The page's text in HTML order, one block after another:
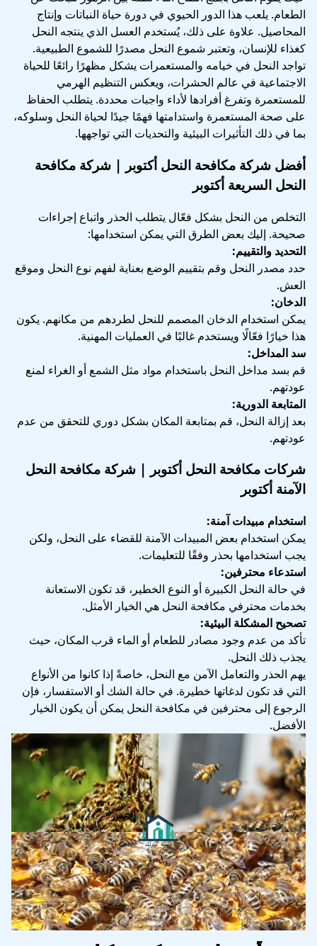
الطعام. يلعب هذا الدور الحيوي في دورة حياة النباتات وإنتاج
المحاصيل. علاوة على ذلك، يُستخدم العسل الذي ينتجه النحل
كغذاء للإنسان، وتعتبر شموع النحل مصدرًا للشموع الطبيعية.
تواجد النحل في خيامه والمستعمرات يشكل مظهرًا رائعًا للحياة
الاجتماعية في عالم الحشرات، ويعكس التنظيم الهرمي
للمستعمرة وتفرغ أفرادها لأداء واجبات محددة. يتطلب الحفاظ
على صحة المستعمرة واستدامتها فهمًا جيدًا لحياة النحل وسلوكه،
بما في ذلك التأثيرات البيئية والتحديات التي تواجهها.
أفضل شركة مكافحة النحل أكتوبر | شركة مكافحة
النحل السريعة أكتوبر
التخلص من النحل بشكل فعّال يتطلب الحذر واتباع إجراءات
صحيحة. إليك بعض الطرق التي يمكن استخدامها:
التحديد والتقييم:
حدد مصدر النحل وقم بتقييم الوضع بعناية لفهم نوع النحل وموقع
العش.
الدخان:
يمكن استخدام الدخان المصمم للنحل لطردهم من مكانهم. يكون
هذا خيارًا فعّالًا ويستخدم غالبًا في العمليات المهنية.
سد المداخل:
قم بسد مداخل النحل باستخدام مواد مثل الشمع أو الغراء لمنع
عودتهم.
المتابعة الدورية:
بعد إزالة النحل، قم بمتابعة المكان بشكل دوري للتحقق من عدم
عودتهم.
شركات مكافحة النحل أكتوبر | شركة مكافحة النحل
الآمنة أكتوبر
استخدام مبيدات آمنة:
يمكن استخدام بعض المبيدات الآمنة للقضاء على النحل، ولكن
يجب استخدامها بحذر وفقًا للتعليمات.
استدعاء محترفين:
في حالة النحل الكبيرة أو النوع الخطير، قد تكون الاستعانة
بخدمات محترفي مكافحة النحل هي الخيار الأمثل.
تصحيح المشكلة البيئية:
تأكد من عدم وجود مصادر للطعام أو الماء قرب المكان، حيث
يجذب ذلك النحل.
يهم الحذر والتعامل الآمن مع النحل، خاصةً إذا كانوا من الأنواع
التي قد تكون لدغاتها خطيرة. في حالة الشك أو الاستفسار، فإن
الرجوع إلى محترفين في مكافحة النحل يمكن أن يكون الخيار
الأفضل.